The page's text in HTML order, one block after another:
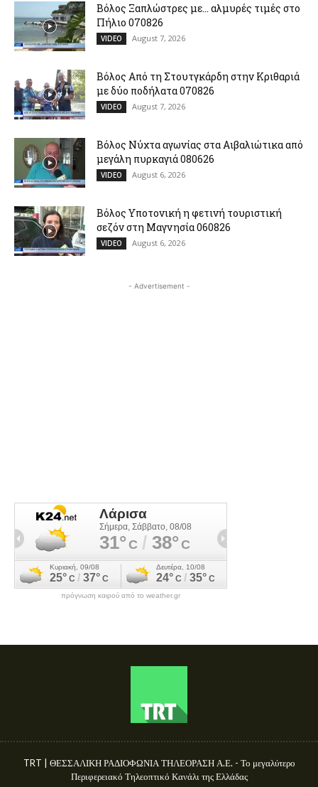
Βόλος Ξαπλώστρες με… αλμυρές τιμές στο
Πήλιο 070826
VIDEO August 7, 2026
Βόλος Από τη Στουτγκάρδη στην Κριθαριά
με δύο ποδήλατα 070826
VIDEO August 7, 2026
Βόλος Νύχτα αγωνίας στα Αιβαλιώτικα από
μεγάλη πυρκαγιά 080626
VIDEO August 6, 2026
Βόλος Υποτονική η φετινή τουριστική
σεζόν στη Μαγνησία 060826
VIDEO August 6, 2026
- Advertisement -
πρόγνωση καιρού από το weather.gr
TRT | ΘΕΣΣΑΛΙΚΗ ΡΑΔΙΟΦΩΝΙΑ ΤΗΛΕΟΡΑΣΗ Α.Ε. - Το μεγαλύτερο
Περιφερειακό Τηλεοπτικό Κανάλι της Ελλάδας